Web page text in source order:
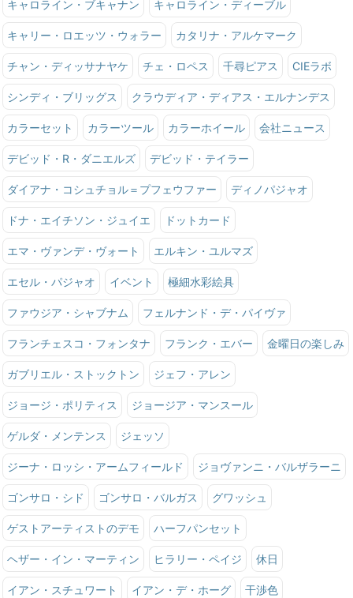
キャロライン・ブキャナン キャロライン・ディーブル
キャリー・ロエッツ・ウォラー カタリナ・アルケマーク
チャン・ディッサナヤケ チェ・ロペス 千尋ピアス CIEラボ
シンディ・ブリッグス クラウディア・ディアス・エルナンデス
カラーセット カラーツール カラーホイール 会社ニュース
デビッド・R・ダニエルズ デビッド・テイラー
ダイアナ・コシュチョル＝プフェウファー ディノパジャオ
ドナ・エイチソン・ジュイエ ドットカード
エマ・ヴァンデ・ヴォート エルキン・ユルマズ
エセル・パジャオ イベント 極細水彩絵具
ファウジア・シャブナム フェルナンド・デ・パイヴァ
フランチェスコ・フォンタナ フランク・エバー 金曜日の楽しみ
ガブリエル・ストックトン ジェフ・アレン
ジョージ・ポリティス ジョージア・マンスール
ゲルダ・メンテンス ジェッソ
ジーナ・ロッシ・アームフィールド ジョヴァンニ・バルザラーニ
ゴンサロ・シド ゴンサロ・バルガス グワッシュ
ゲストアーティストのデモ ハーフパンセット
ヘザー・イン・マーティン ヒラリー・ペイジ 休日
イアン・スチュワート イアン・デ・ホーグ 干渉色